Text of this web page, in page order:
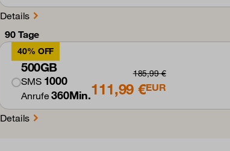
Details
90 Tage
40% OFF
500GB
SMS 1000
Anrufe360Min.
185,99 €
111,99 €EUR
Details